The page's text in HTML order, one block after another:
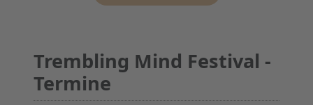
Trembling Mind Festival -
Termine